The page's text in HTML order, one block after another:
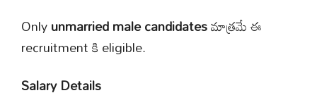
Onlyunmarried male candidatesమాత్రమే ఈ
recruitment కి eligible.
Salary Details